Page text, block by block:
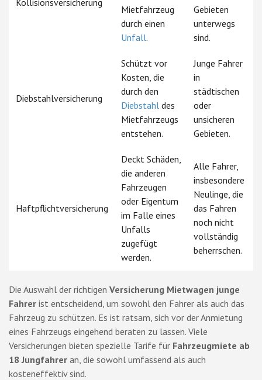
Mietfahrzeug
durch einen
Unfall.
Gebieten
unterwegs
sind.
Diebstahlversicherung
Schützt vor
Kosten, die
durch den
Diebstahl des
Mietfahrzeugs
entstehen.
Junge Fahrer
in
städtischen
oder
unsicheren
Gebieten.
Haftpflichtversicherung
Deckt Schäden,
die anderen
Fahrzeugen
oder Eigentum
im Falle eines
Unfalls
zugefügt
werden.
Alle Fahrer,
insbesondere
Neulinge, die
das Fahren
noch nicht
vollständig
beherrschen.
Die Auswahl der richtigen Versicherung Mietwagen junge
Fahrer ist entscheidend, um sowohl den Fahrer als auch das
Fahrzeug zu schützen. Es ist ratsam, sich vor der Anmietung
eines Fahrzeugs eingehend beraten zu lassen. Viele
Versicherungen bieten spezielle Tarife für Fahrzeugmiete ab
18 Jungfahrer an, die sowohl umfassend als auch
kosteneffektiv sind.